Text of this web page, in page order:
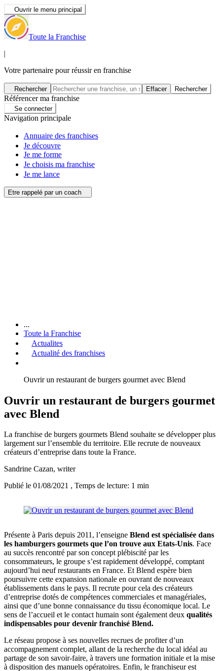
Ouvrir le menu principal
Toute la Franchise
|
Votre partenaire pour réussir en franchise
Rechercher Effacer Rechercher
Référencer ma franchise
Se connecter
Navigation principale
Annuaire des franchises
Je découvre
Je me forme
Je choisis ma franchise
Je me lance
Etre rappelé par un coach
...
Toute la Franchise
Actualites
Actualité des franchises
Ouvrir un restaurant de burgers gourmet avec Blend
Ouvrir un restaurant de burgers gourmet
avec Blend
La franchise de burgers gourmets Blend souhaite se développer plus
largement sur l’ensemble du territoire. Elle recrute de nouveaux
créateurs d’entreprise dans toute la France.
Sandrine Cazan, writer
Publié le 01/08/2021 , Temps de lecture: 1 min
Présente à Paris depuis 2011, l’enseigne Blend est spécialisée dans
les hamburgers gourmets que l’on trouve aux Etats-Unis. Face
au succès rencontré par son concept plébiscité par les
consommateurs, le groupe s’est rapidement développé, comptant
aujourd’hui neuf restaurants en France. Et Blend espère bien
poursuivre cette expansion nationale en ouvrant de nouveaux
établissements dans le pays. Il recrute pour cela des créateurs
d’entreprise dotés de compétences commerciales et managériales,
ainsi que d’une bonne connaissance du tissu économique local. Le
sens de l’accueil et le contact humain sont également deux qualités
indispensables pour devenir franchisé Blend.
Le réseau propose à ses nouvelles recrues de profiter d’un
accompagnement complet, allant de la recherche du local idéal au
partage de son savoir-faire, à travers une formation initiale et la mise
à disposition des manuels opératoires. Enfin, le franchiseur est